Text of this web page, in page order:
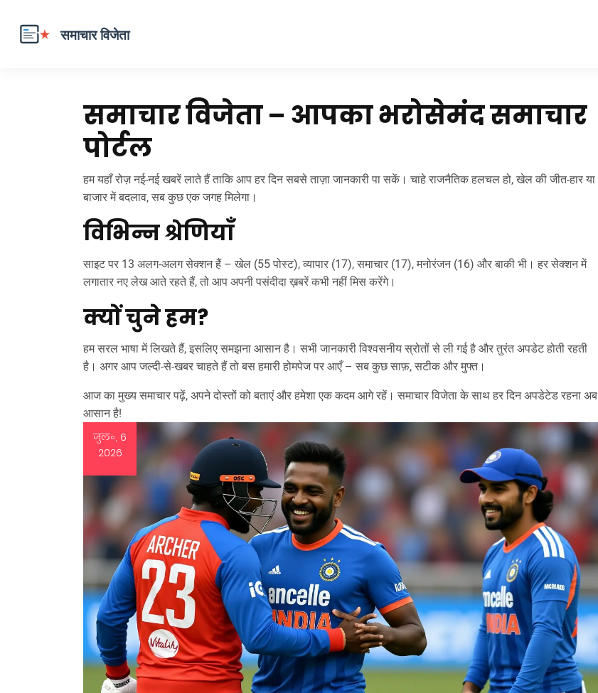
समाचार विजेता – आपका भरोसेमंद समाचार
पोर्टल
हम यहाँ रोज़ नई‑नई खबरें लाते हैं ताकि आप हर दिन सबसे ताज़ा जानकारी पा सकें। चाहे राजनैतिक हलचल हो, खेल की जीत‑हार या
बाजार में बदलाव, सब कुछ एक जगह मिलेगा।
विभिन्न श्रेणियाँ
साइट पर 13 अलग-अलग सेक्शन हैं – खेल (55 पोस्ट), व्यापार (17), समाचार (17), मनोरंजन (16) और बाकी भी। हर सेक्शन में
लगातार नए लेख आते रहते हैं, तो आप अपनी पसंदीदा ख़बरें कभी नहीं मिस करेंगे।
क्यों चुने हम?
हम सरल भाषा में लिखते हैं, इसलिए समझना आसान है। सभी जानकारी विश्वसनीय स्रोतों से ली गई है और तुरंत अपडेट होती रहती
है। अगर आप जल्दी‑से‑खबर चाहते हैं तो बस हमारी होमपेज पर आएँ – सब कुछ साफ़, सटीक और मुफ्त।
आज का मुख्य समाचार पढ़ें, अपने दोस्तों को बताएं और हमेशा एक कदम आगे रहें। समाचार विजेता के साथ हर दिन अपडेटेड रहना अब
आसान है!
जुल॰, 6
2026